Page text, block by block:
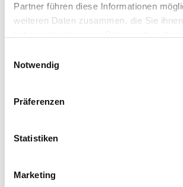
Partner führen diese Informationen
weiteren Daten zusammen, die Sie
Einstellungen widerrufen oder ändern:
. Es befindet sich auch
Fußzeile zu den Einstellungen der
jederzeit widerrufen oder ändern zu
Notwendig
Präferenzen
Statistiken
Marketing